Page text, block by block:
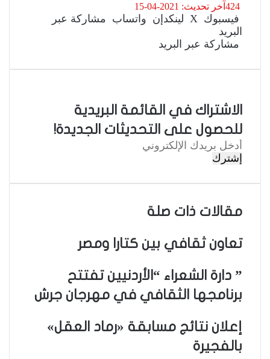
آخر تحديث: 2021-04-15
فيسبوك ‫X لينكدإن واتساب مشاركة عبر
البريد
مشاركة عبر البريد
الاشتراك في القائمة البريدية
للحصول على التحديثات الجديدة!
أ
د
ل
ر
ك
ل
ل
ت
ر
و
مقالات ذات صلة
تعاون ثقافي بين كتارا ومصر
” دارة الشعراء “الأردنيين تفتتح
برنامجها الثقافي في مهرجان جرش
إعلان نتائج مسابقة «رماد العقل»
بالفجيرة